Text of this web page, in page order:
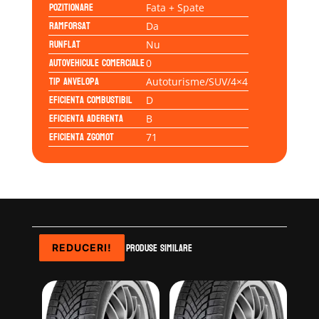
Pozitionare Fata + Spate
Ramforsat Da
Runflat Nu
Autovehicule comerciale0
Tip anvelopa Autoturisme/SUV/4×4
Eficienta Combustibil D
Eficienta Aderenta B
Eficienta Zgomot 71
Produse similare
REDUCERI!
REDUCERI!
REDUCERI!
REDUCERI!